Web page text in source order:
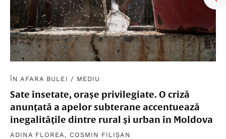
ÎN AFARA BULEI / MEDIU
Sate însetate, orașe privilegiate. O criză
anunțată a apelor subterane accentuează
inegalitățile dintre rural și urban în Moldova
ADINA FLOREA , COSMIN FILIȘAN